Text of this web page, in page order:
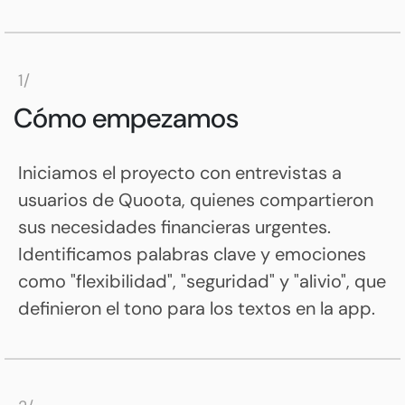
1/
Cómo empezamos
Iniciamos el proyecto con entrevistas a
usuarios de Quoota, quienes compartieron
sus necesidades financieras urgentes.
Identificamos palabras clave y emociones
como "flexibilidad", "seguridad" y "alivio", que
definieron el tono para los textos en la app.